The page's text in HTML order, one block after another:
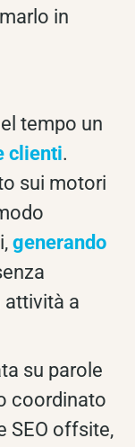
in
tempo un
clienti.
sui motori
generando
attività a
su parole
coordinato
SEO offsite,